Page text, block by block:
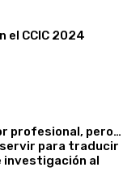
el CCIC 2024
profesional, pero…
servir para traducir
investigación al